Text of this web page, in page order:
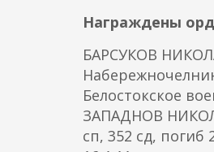
Награждены
БАРСУКОВ
Белостокское
ЗАПАДНОВ
сп, 352 сд,